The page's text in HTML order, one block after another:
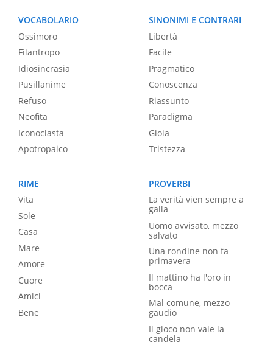
VOCABOLARIO
Ossimoro
Filantropo
Idiosincrasia
Pusillanime
Refuso
Neofita
Iconoclasta
Apotropaico
SINONIMI E CONTRARI
Libertà
Facile
Pragmatico
Conoscenza
Riassunto
Paradigma
Gioia
Tristezza
RIME
Vita
Sole
Casa
Mare
Amore
Cuore
Amici
Bene
PROVERBI
La verità vien sempre a
galla
Uomo avvisato, mezzo
salvato
Una rondine non fa
primavera
Il mattino ha l'oro in
bocca
Mal comune, mezzo
gaudio
Il gioco non vale la
candela